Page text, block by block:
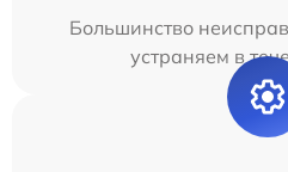
Большинство
устраняем в